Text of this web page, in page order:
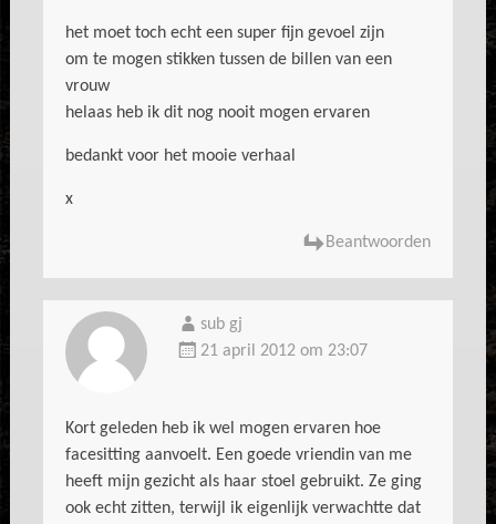
het moet toch echt een super fijn gevoel zijn
om te mogen stikken tussen de billen van een
vrouw
helaas heb ik dit nog nooit mogen ervaren
bedankt voor het mooie verhaal
x
Beantwoorden
sub gj
21 april 2012 om 23:07
Kort geleden heb ik wel mogen ervaren hoe
facesitting aanvoelt. Een goede vriendin van me
heeft mijn gezicht als haar stoel gebruikt. Ze ging
ook echt zitten, terwijl ik eigenlijk verwachtte dat